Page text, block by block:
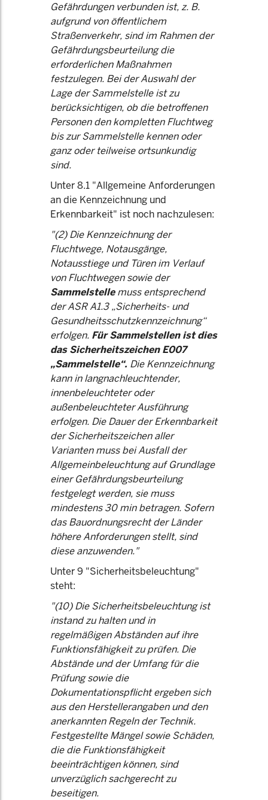
Gefährdungen verbunden ist, z. B.
aufgrund von öffentlichem
Straßenverkehr, sind im Rahmen der
Gefährdungsbeurteilung die
erforderlichen Maßnahmen
festzulegen. Bei der Auswahl der
Lage der Sammelstelle ist zu
berücksichtigen, ob die betroffenen
Personen den kompletten Fluchtweg
bis zur Sammelstelle kennen oder
ganz oder teilweise ortsunkundig
sind.
Unter 8.1 "Allgemeine Anforderungen
an die Kennzeichnung und
Erkennbarkeit" ist noch nachzulesen:
"(2) Die Kennzeichnung der
Fluchtwege, Notausgänge,
Notausstiege und Türen im Verlauf
von Fluchtwegen sowie der
Sammelstellemuss entsprechend
der ASR A1.3 „Sicherheits- und
Gesundheitsschutzkennzeichnung“
erfolgen. Für Sammelstellen ist dies
das Sicherheitszeichen E007
„Sammelstelle“. Die Kennzeichnung
kann in langnachleuchtender,
innenbeleuchteter oder
außenbeleuchteter Ausführung
erfolgen. Die Dauer der Erkennbarkeit
der Sicherheitszeichen aller
Varianten muss bei Ausfall der
Allgemeinbeleuchtung auf Grundlage
einer Gefährdungsbeurteilung
festgelegt werden, sie muss
mindestens 30 min betragen. Sofern
das Bauordnungsrecht der Länder
höhere Anforderungen stellt, sind
diese anzuwenden."
Unter 9 "Sicherheitsbeleuchtung"
steht:
"(10) Die Sicherheitsbeleuchtung ist
instand zu halten und in
regelmäßigen Abständen auf ihre
Funktionsfähigkeit zu prüfen. Die
Abstände und der Umfang für die
Prüfung sowie die
Dokumentationspflicht ergeben sich
aus den Herstellerangaben und den
anerkannten Regeln der Technik.
Festgestellte Mängel sowie Schäden,
die die Funktionsfähigkeit
beeinträchtigen können, sind
unverzüglich sachgerecht zu
beseitigen.